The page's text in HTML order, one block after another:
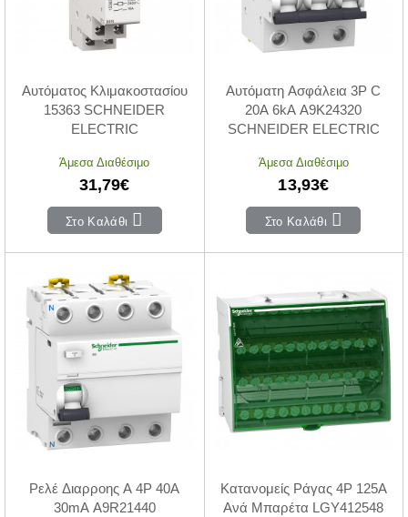
Αυτόματος Κλιμακοστασίου
15363 SCHNEIDER
ELECTRIC
Άμεσα Διαθέσιμο
31,79€
Στο Καλάθι
Αυτόματη Ασφάλεια 3P C
20A 6kA A9K24320
SCHNEIDER ELECTRIC
Άμεσα Διαθέσιμο
13,93€
Στο Καλάθι
Ρελέ Διαρροης A 4P 40A
30mA A9R21440
Κατανομείς Ράγας 4P 125Α
Ανά Μπαρέτα LGY412548